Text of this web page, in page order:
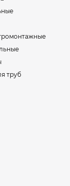
труб